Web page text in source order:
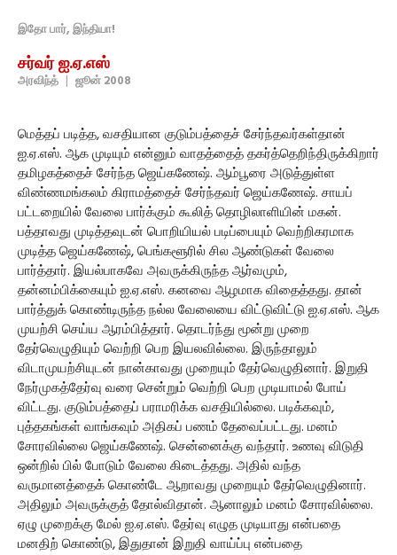
இதோ பார், இந்தியா!
சர்வர் ஐ.ஏ.எஸ்
அரவிந்த் | ஜூன் 2008
மெத்தப் படித்த, வசதியான குடும்பத்தைச் சேர்ந்தவர்கள்தான்
ஐ.ஏ.எஸ். ஆக முடியும் என்னும் வாதத்தைத் தகர்த்தெறிந்திருக்கிறார்
தமிழகத்தைச் சேர்ந்த ஜெய்கணேஷ். ஆம்பூரை அடுத்துள்ள
விண்ணமங்கலம் கிராமத்தைச் சேர்ந்தவர் ஜெய்கணேஷ். சாயப்
பட்டறையில் வேலை பார்க்கும் கூலித் தொழிலாளியின் மகன்.
பத்தாவது முடித்தவுடன் பொறியியல் படிப்பையும் வெற்றிகரமாக
முடித்த ஜெய்கணேஷ், பெங்களூரில் சில ஆண்டுகள் வேலை
பார்த்தார். இயல்பாகவே அவருக்கிருந்த ஆர்வமும்,
தன்னம்பிக்கையும் ஐ.ஏ.எஸ். கனவை ஆழமாக விதைத்தது. தான்
பார்த்துக் கொண்டிருந்த நல்ல வேலையை விட்டுவிட்டு ஐ.ஏ.எஸ். ஆக
முயற்சி செய்ய ஆரம்பித்தார். தொடர்ந்து மூன்று முறை
தேர்வெழுதியும் வெற்றி பெற இயலவில்லை. இருந்தாலும்
விடாமுயற்சியுடன் நான்காவது முறையும் தேர்வெழுதினார். இறுதி
நேர்முகத்தேர்வு வரை சென்றும் வெற்றி பெற முடியாமல் போய்
விட்டது. குடும்பத்தைப் பராமரிக்க வசதியில்லை. படிக்கவும்,
புத்தகங்கள் வாங்கவும் அதிகப் பணம் தேவைப்பட்டது. மனம்
சோரவில்லை ஜெய்கணேஷ். சென்னைக்கு வந்தார். உணவு விடுதி
ஒன்றில் பில் போடும் வேலை கிடைத்தது. அதில் வந்த
வருமானத்தைக் கொண்டே ஆறாவது முறையும் தேர்வெழுதினார்.
அதிலும் அவருக்குத் தோல்விதான். ஆனாலும் மனம் சோரவில்லை.
ஏழு முறைக்கு மேல் ஐ.ஏ.எஸ். தேர்வு எழுத முடியாது என்பதை
மனதிற் கொண்டு, இதுதான் இறுதி வாய்ப்பு என்பதை